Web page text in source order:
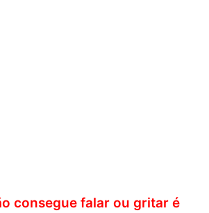
consegue falar ou gritar é